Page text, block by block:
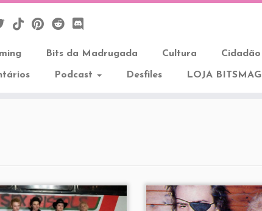
Bits da Madrugada Cultura Cidadão
Podcast Desfiles LOJA BITSMAG